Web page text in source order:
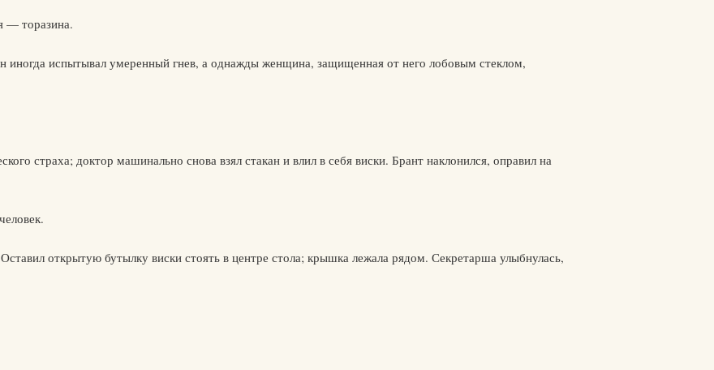
— торазина.
иногда испытывал умеренный гнев, а однажды женщина, защищенная от него лобовым стеклом,
страха; доктор машинально снова взял стакан и влил в себя виски. Брант наклонился, оправил на
открытую бутылку виски стоять в центре стола; крышка лежала рядом. Секретарша улыбнулась,